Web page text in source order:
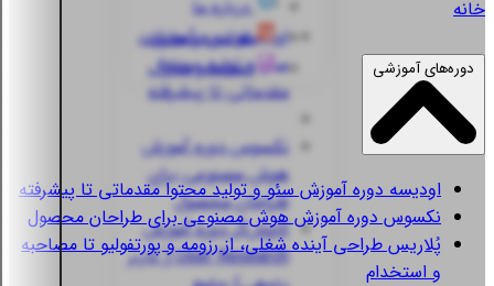
اودیسهدوره آموزش
سئو و تولید محتوا
مقدماتی تا پیشرفته
نکسوسدوره آموزش
هوش مصنوعی برای
طراحان محصول
کاوش‌گردوره آموزش
User Research ( کاربر
درباره ما
قوانین و مقررات
استعلام مدارک
خانه
دوره‌های آموزشی
اودیسهدوره آموزش سئو و تولید محتوا مقدماتی تا پیشرفته
نکسوسدوره آموزش هوش مصنوعی برای طراحان محصول
پُلاریسطراحی آینده شغلی، از رزومه و پورتفولیو تا مصاحبه
و استخدام